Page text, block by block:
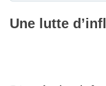
Une lutte